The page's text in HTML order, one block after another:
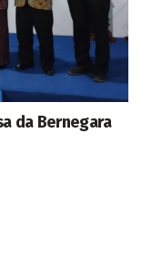
da Bernegara